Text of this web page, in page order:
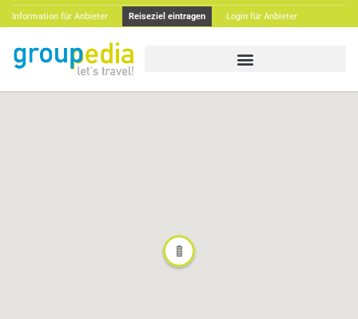
Information für Anbieter Reiseziel eintragen Login für Anbieter